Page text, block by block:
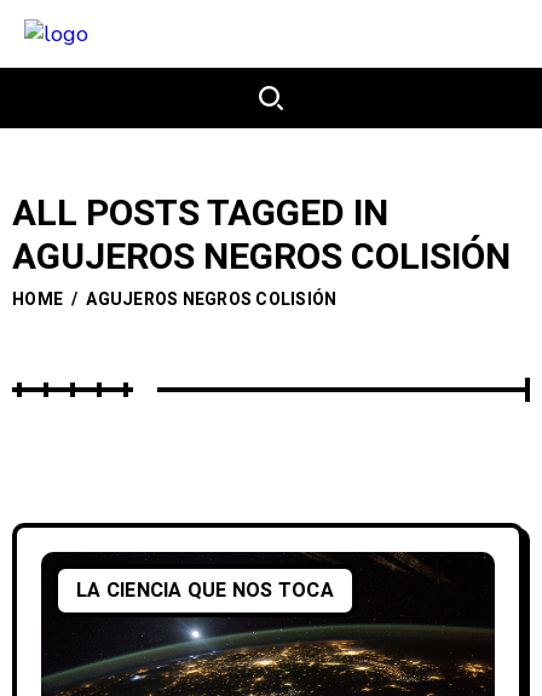
ALL POSTS TAGGED IN
AGUJEROS NEGROS COLISIÓN
HOME / AGUJEROS NEGROS COLISIÓN
LA CIENCIA QUE NOS TOCA